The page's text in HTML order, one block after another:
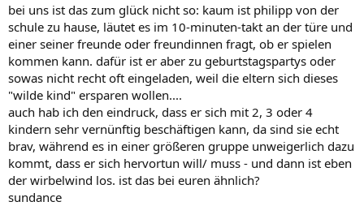
bei uns ist das zum glück nicht so: kaum ist philipp von der
schule zu hause, läutet es im 10-minuten-takt an der türe und
einer seiner freunde oder freundinnen fragt, ob er spielen
kommen kann. dafür ist er aber zu geburtstagspartys oder
sowas nicht recht oft eingeladen, weil die eltern sich dieses
"wilde kind" ersparen wollen....
auch hab ich den eindruck, dass er sich mit 2, 3 oder 4
kindern sehr vernünftig beschäftigen kann, da sind sie echt
brav, während es in einer größeren gruppe unweigerlich dazu
kommt, dass er sich hervortun will/ muss - und dann ist eben
der wirbelwind los. ist das bei euren ähnlich?
sundance